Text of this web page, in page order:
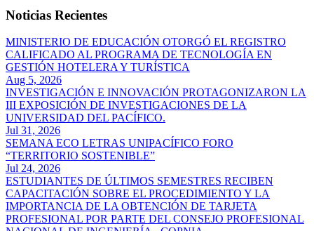
Noticias Recientes
MINISTERIO DE EDUCACIÓN OTORGÓ EL REGISTRO
CALIFICADO AL PROGRAMA DE TECNOLOGÍA EN
GESTIÓN HOTELERA Y TURÍSTICA
Aug 5, 2026
INVESTIGACIÓN E INNOVACIÓN PROTAGONIZARON LA
III EXPOSICIÓN DE INVESTIGACIONES DE LA
UNIVERSIDAD DEL PACÍFICO.
Jul 31, 2026
SEMANA ECO LETRAS UNIPACÍFICO FORO
“TERRITORIO SOSTENIBLE”
Jul 24, 2026
ESTUDIANTES DE ÚLTIMOS SEMESTRES RECIBEN
CAPACITACIÓN SOBRE EL PROCEDIMIENTO Y LA
IMPORTANCIA DE LA OBTENCIÓN DE TARJETA
PROFESIONAL POR PARTE DEL CONSEJO PROFESIONAL